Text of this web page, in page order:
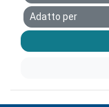
Adatto per